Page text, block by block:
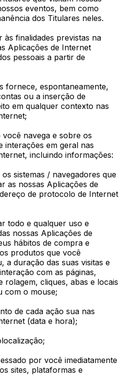
eventos, bem como
dos Titulares neles.
às finalidades previstas na
Aplicações de Internet
pessoais a partir de
fornece, espontaneamente,
ou a inserção de
em qualquer contexto nas
navega e sobre os
interações em geral nas
incluindo informações:
sistemas / navegadores que
as nossas Aplicações de
de protocolo de Internet
todo e qualquer uso e
nossas Aplicações de
hábitos de compra e
produtos que você
a duração das suas visitas e
com as páginas,
rolagem, cliques, abas e locais
com o mouse;
de cada ação sua nas
(data e hora);
por você imediatamente
sites, plataformas e